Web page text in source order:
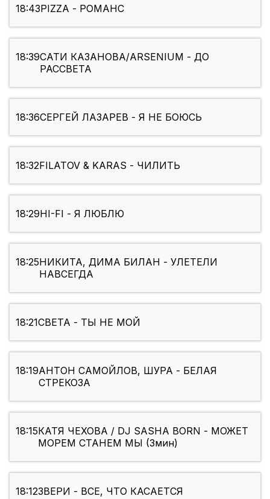
18:43PIZZA - РОМАНС
18:39САТИ КАЗАНОВА/ARSENIUM - ДО
РАССВЕТА
18:36СЕРГЕЙ ЛАЗАРЕВ - Я НЕ БОЮСЬ
18:32FILATOV & KARAS - ЧИЛИТЬ
18:29HI-FI - Я ЛЮБЛЮ
18:25НИКИТА, ДИМА БИЛАН - УЛЕТЕЛИ
НАВСЕГДА
18:21СВЕТА - ТЫ НЕ МОЙ
18:19АНТОН САМОЙЛОВ, ШУРА - БЕЛАЯ
СТРЕКОЗА
18:15КАТЯ ЧЕХОВА / DJ SASHA BORN - МОЖЕТ
МОРЕМ СТАНЕМ МЫ (3мин)
18:12ЗВЕРИ - ВСЕ, ЧТО КАСАЕТСЯ